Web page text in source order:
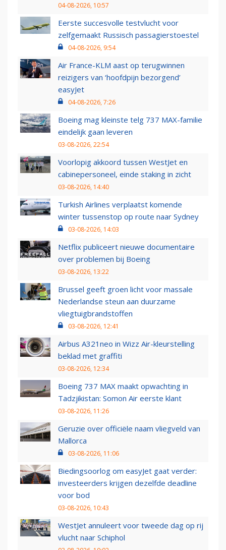
04-08-2026, 10:57
Eerste succesvolle testvlucht voor
zelfgemaakt Russisch passagierstoestel
04-08-2026, 9:54
Air France-KLM aast op terugwinnen
reizigers van ‘hoofdpijn bezorgend’
easyJet
04-08-2026, 7:26
Boeing mag kleinste telg 737 MAX-familie
eindelijk gaan leveren
03-08-2026, 22:54
Voorlopig akkoord tussen WestJet en
cabinepersoneel, einde staking in zicht
03-08-2026, 14:40
Turkish Airlines verplaatst komende
winter tussenstop op route naar Sydney
03-08-2026, 14:03
Netflix publiceert nieuwe documentaire
over problemen bij Boeing
03-08-2026, 13:22
Brussel geeft groen licht voor massale
Nederlandse steun aan duurzame
vliegtuigbrandstoffen
03-08-2026, 12:41
Airbus A321neo in Wizz Air-kleurstelling
beklad met graffiti
03-08-2026, 12:34
Boeing 737 MAX maakt opwachting in
Tadzjikistan: Somon Air eerste klant
03-08-2026, 11:26
Geruzie over officiële naam vliegveld van
Mallorca
03-08-2026, 11:06
Biedingsoorlog om easyJet gaat verder:
investeerders krijgen dezelfde deadline
voor bod
03-08-2026, 10:43
WestJet annuleert voor tweede dag op rij
vlucht naar Schiphol